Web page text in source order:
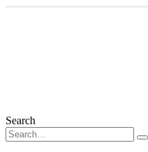
Search